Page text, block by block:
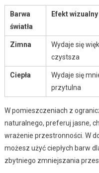
Barwa
światła
Efekt wizualny
Zimna
Wydaje się
czystsza
Ciepła
Wydaje się
przytulna
W pomieszczeniach z
naturalnego, preferuj jasne,
wrażenie przestronności. W
możesz użyć ciepłych barw
zbytniego zmniejszania